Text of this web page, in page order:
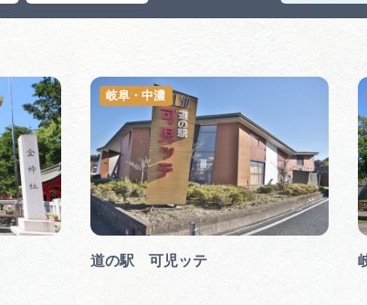
運営組織 広
道の駅 可児ッテ
岐阜・中濃